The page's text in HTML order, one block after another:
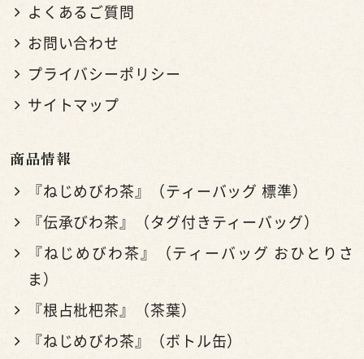
よくあるご質問
お問い合わせ
プライバシーポリシー
サイトマップ
商品情報
『ねじめびわ茶』（ティーバッグ 標準）
『伝承びわ茶』（タグ付きティーバッグ）
『ねじめびわ茶』（ティーバッグ おひとりさ
ま）
『根占枇杷茶』（茶葉）
『ねじめびわ茶』（ボトル缶）